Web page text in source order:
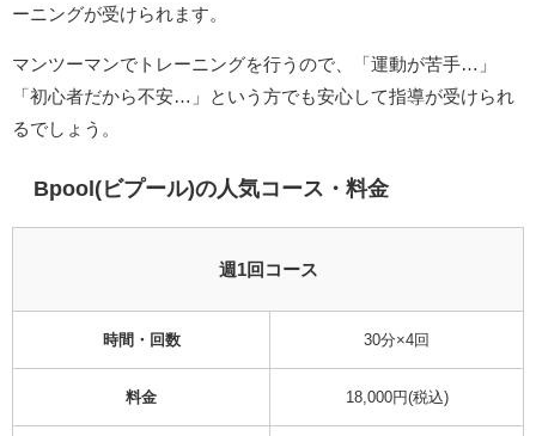
ーニングが受けられます。
マンツーマンでトレーニングを行うので、「運動が苦手…」
「初心者だから不安…」という方でも安心して指導が受けられ
るでしょう。
Bpool(ビプール)の人気コース・料金
週1回コース
時間・回数 30分×4回
料金 18,000円(税込)